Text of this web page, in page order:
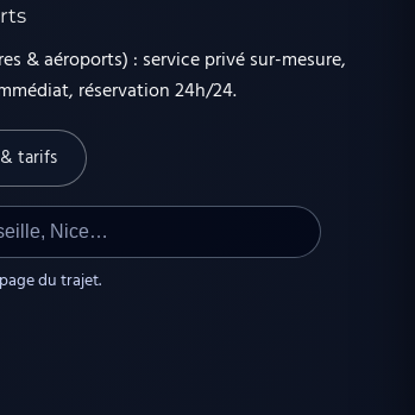
& aéroports) : service privé sur-mesure,
réservation 24h/24.
tarifs
du trajet.